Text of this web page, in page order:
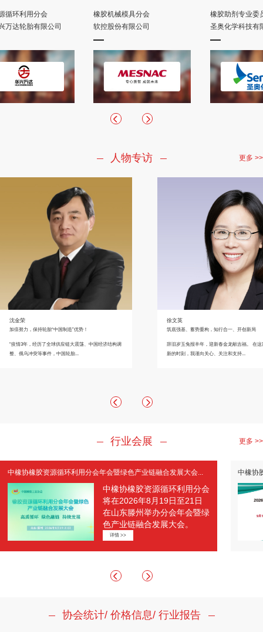
会
限公司
橡胶机械模具分会
软控股份有限公司
橡胶助剂专业委员会
圣奥化学科技有限公司
人物专访 更多 >>
沈金荣
加倍努力，保持轮胎“中国制造”优势！
​“疫情3年，经历了全球供应链大震荡、中国经济结构调
整、俄乌冲突等事件，中国轮胎...
徐文英
筑底强基、蓄势重构，知行合一、开创新局
辞旧岁玉兔报丰年，迎新春金龙献吉福。 在这
新的时刻，我谨向关心、关注和支持...
行业会展 更多 >>
中橡协橡胶资源循环利用分会年会暨绿色产业链融合发展大会...
中橡协橡胶资源循环利用分会
将在2026年8月19日至21日
在山东滕州举办分会年会暨绿
色产业链融合发展大会。
详情 >>
中橡协
协会统计/ 价格信息/ 行业报告